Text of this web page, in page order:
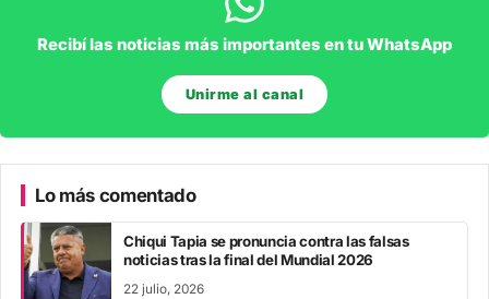
Recibí las noticias más importantes en tu WhatsApp
Unirme al canal
Lo más comentado
Chiqui Tapia se pronuncia contra las falsas
noticias tras la final del Mundial 2026
22 julio, 2026